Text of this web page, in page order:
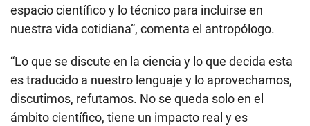
espacio científico y lo técnico para incluirse en
nuestra vida cotidiana”, comenta el antropólogo.
“Lo que se discute en la ciencia y lo que decida esta
es traducido a nuestro lenguaje y lo aprovechamos,
discutimos, refutamos. No se queda solo en el
ámbito científico, tiene un impacto real y es